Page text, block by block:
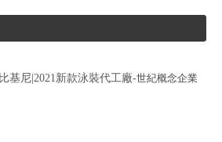
基尼|2021新款泳裝代工廠-世紀概念企業